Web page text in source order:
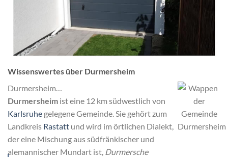
Wissenswertes über Durmersheim
Durmersheim…
Durmersheim ist eine 12 km südwestlich von
Karlsruhe gelegene Gemeinde. Sie gehört zum
Landkreis Rastatt und wird im örtlichen Dialekt,
der eine Mischung aus südfränkischer und
alemannischer Mundart ist, Durmersche